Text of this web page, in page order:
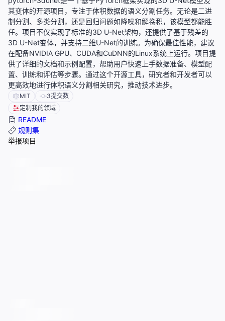
其变体的开源项目，专注于体积数据的语义分割任务。无论是二进
制分割、多类分割，还是回归问题如降噪和解卷积，该模型都能胜
任。项目不仅实现了标准的3D U-Net架构，还提供了基于残差的
3D U-Net变体，并支持二维U-Net的训练。为确保最佳性能，建议
在配备NVIDIA GPU、CUDA和CuDNN的Linux系统上运行。项目提
供了详细的文档和示例配置，帮助用户快速上手数据准备、模型配
置、训练和评估等步骤。通过这个开源工具，研究者和开发者可以
更高效地进行体积语义分割相关研究，推动技术进步。
MIT 3提交数
定制我的领域
README
规则集
举报项目